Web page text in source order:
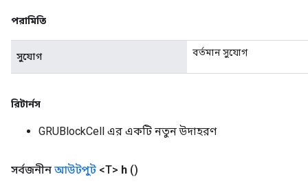
পরামিতি
সুযোগ বর্তমান সুযোগ
রিটার্নস
GRUBlockCell এর একটি নতুন উদাহরণ
সর্বজনীন আউটপুট <T> h ()